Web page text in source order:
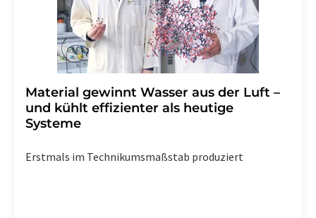
Material gewinnt Wasser aus der Luft –
und kühlt effizienter als heutige
Systeme
Erstmals im Technikumsmaßstab produziert